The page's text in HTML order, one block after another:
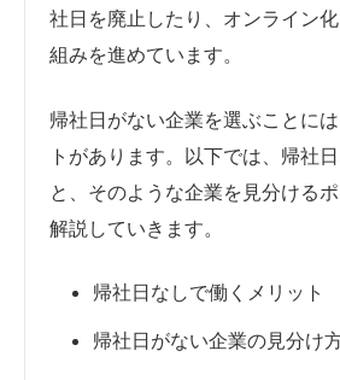
社日を廃止したり、オンライン
組みを進めています。
帰社日がない企業を選ぶことに
トがあります。以下では、帰社
と、そのような企業を見分ける
解説していきます。
帰社日なしで働くメリット
帰社日がない企業の見分け